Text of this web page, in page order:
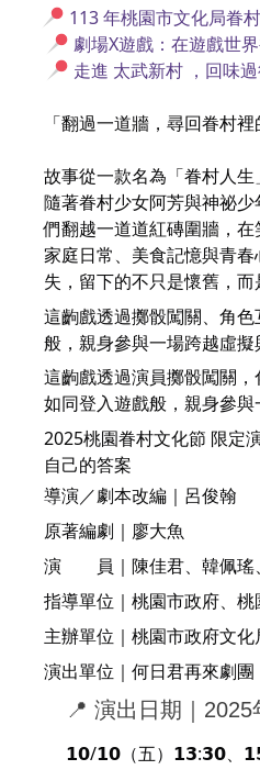
113 年桃園市文化局眷
劇場X遊戲：在遊戲世
走進 太武新村 ，回味
「翻過一道牆，尋回眷村裡
故事從一款名為「眷村人
隨著眷村少女阿芳與神祕
們翻越一道道紅磚圍牆，
家庭日常、美食記憶與青
失，留下的不只是懷舊，而
這齣戲透過擲骰闖關、角
般，親身參與一場跨越虛擬
這齣戲透過演員擲骰闖關
如同登入遊戲般，親身參與
2025桃園眷村文化節 限定
自己的答案
導演／劇本改編｜呂俊翰
原著編劇｜ 廖大魚
演 員｜陳佳君、韓佩瑤
指導單位｜桃園市政府、桃
主辦單位｜桃園市政府文化
演出單位｜何日君再來劇團
📍 演出日期｜2025
𝟭𝟬/𝟭𝟬（五）𝟭𝟯:𝟯𝟬、